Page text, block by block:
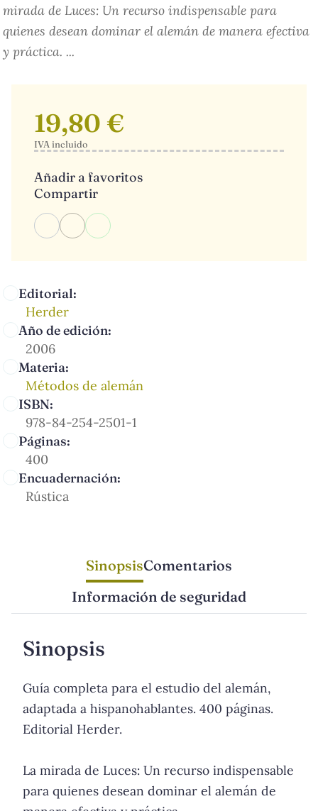
mirada de Luces: Un recurso indispensable para
quienes desean dominar el alemán de manera efectiva
y práctica. ...
Editorial:
Herder
Año de edición:
2006
Materia:
Métodos de alemán
ISBN:
978-84-254-2501-1
Páginas:
400
Encuadernación:
Rústica
19,80 €
IVA incluido
Añadir a favoritos
Compartir
SinopsisComentarios
Información de seguridad
Sinopsis
Guía completa para el estudio del alemán,
adaptada a hispanohablantes. 400 páginas.
Editorial Herder.
La mirada de Luces: Un recurso indispensable
para quienes desean dominar el alemán de